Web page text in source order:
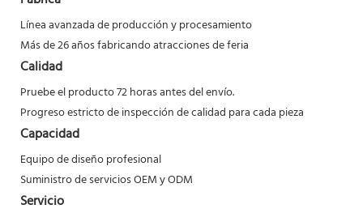
Línea avanzada de producción y procesamiento
Más de 26 años fabricando atracciones de feria
Calidad
Pruebe el producto 72 horas antes del envío.
Progreso estricto de inspección de calidad para cada pieza
Capacidad
Equipo de diseño profesional
Suministro de servicios OEM y ODM
Servicio